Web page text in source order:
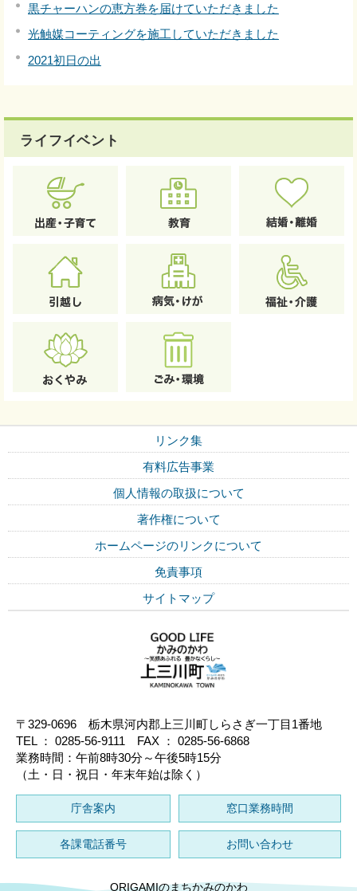
黒チャーハンの恵方巻を届けていただきました
光触媒コーティングを施工していただきました
2021初日の出
ライフイベント
リンク集
有料広告事業
個人情報の取扱について
著作権について
ホームページのリンクについて
免責事項
サイトマップ
〒329-0696 栃木県河内郡上三川町しらさぎ一丁目1番地
TEL ： 0285-56-9111 FAX ： 0285-56-6868
業務時間：午前8時30分～午後5時15分
（土・日・祝日・年末年始は除く）
庁舎案内 窓口業務時間
各課電話番号 お問い合わせ
ORIGAMIのまちかみのかわ